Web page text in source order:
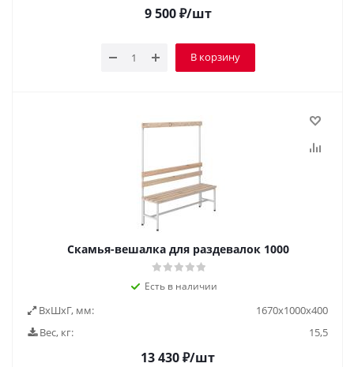
9 500₽/шт
В корзину
Скамья-вешалка для раздевалок 1000
Есть в наличии
ВxШxГ, мм:
1670x1000x400
Вес, кг:
15,5
13 430₽/шт